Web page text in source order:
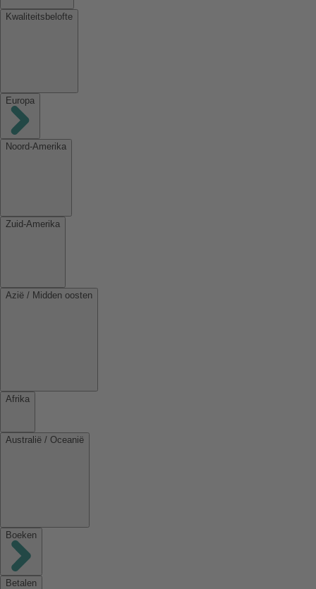
Kwaliteitsbelofte
Europa
Noord-Amerika
Zuid-Amerika
Azië / Midden oosten
Afrika
Australië / Oceanië
Boeken
Betalen